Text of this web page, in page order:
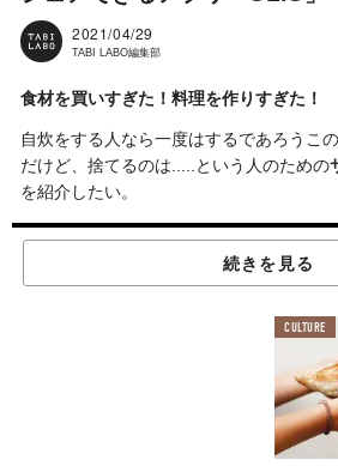
2021/04/29
TABI LABO編集部
食材を買いすぎた！料理を作りすぎた！
自炊をする人なら一度はするであろうこ
だけど、捨てるのは.....という人のための
を紹介したい。
続きを見る
CULTURE